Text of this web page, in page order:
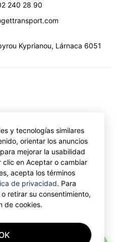
240 28 90
Kyprianou, Lárnaca 6051
GetTransport®
Limited.
y tecnologías similares
orientar los anuncios
mejorar la usabilidad
clic en Aceptar o cambiar
acepta los términos
de privacidad. Para
retirar su consentimiento,
de cookies.